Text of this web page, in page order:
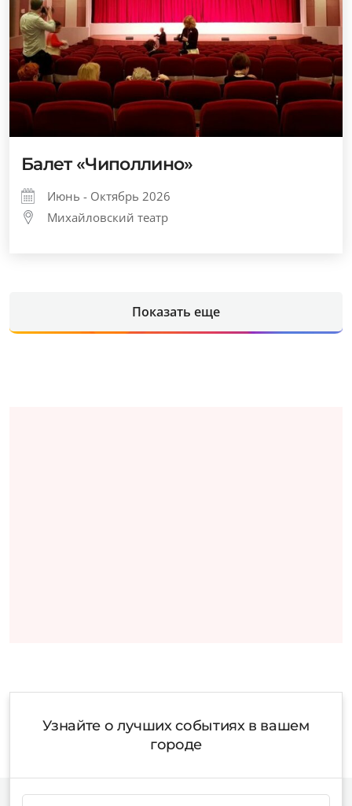
Балет «Чиполлино»
Июнь - Октябрь 2026
Михайловский театр
Показать еще
Узнайте о лучших событиях в вашем
городе